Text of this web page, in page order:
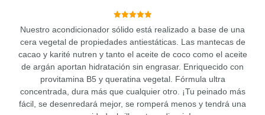
de 5
Nuestro acondicionador sólido está realizado a base de una
cera vegetal de propiedades antiestáticas. Las mantecas de
cacao y karité nutren y tanto el aceite de coco como el aceite
de argán aportan hidratación sin engrasar. Enriquecido con
provitamina B5 y queratina vegetal. Fórmula ultra
concentrada, dura más que cualquier otro. ¡Tu peinado más
fácil, se desenredará mejor, se romperá menos y tendrá una